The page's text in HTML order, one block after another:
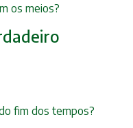
os meios?
fim dos tempos?